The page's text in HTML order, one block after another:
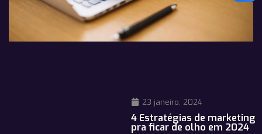
23 janeiro, 2024
4 Estratégias de marketing
pra ficar de olho em 2024